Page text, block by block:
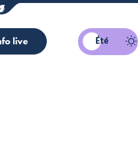
la barre de navigation
live Été